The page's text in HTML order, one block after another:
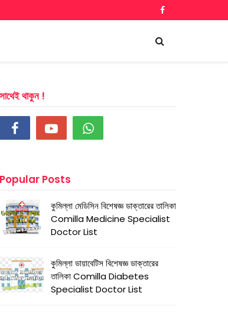
সাথেই থাকুন !
Popular Posts
কুমিল্লা মেডিসিন বিশেষজ্ঞ ডাক্তারের তালিকা
Comilla Medicine Specialist
Doctor List
কুমিল্লা ডায়াবেটিস বিশেষজ্ঞ ডাক্তারের
তালিকা Comilla Diabetes
Specialist Doctor List